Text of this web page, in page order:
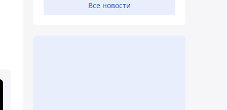
Все новости